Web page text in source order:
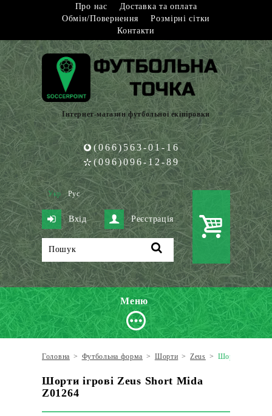
Про нас
Доставка та оплата
Обмін/Повернення
Розмірні сітки
Контакти
Інтернет-магазин футбольної екіпіровки
(066)563-01-16
(096)096-12-89
Укр Рус
Вхід Реєстрація
Меню
Головна > Футбольна форма > Шорти > Zeus > Шорти ігрові
Шорти ігрові Zeus Short Mida
Z01264